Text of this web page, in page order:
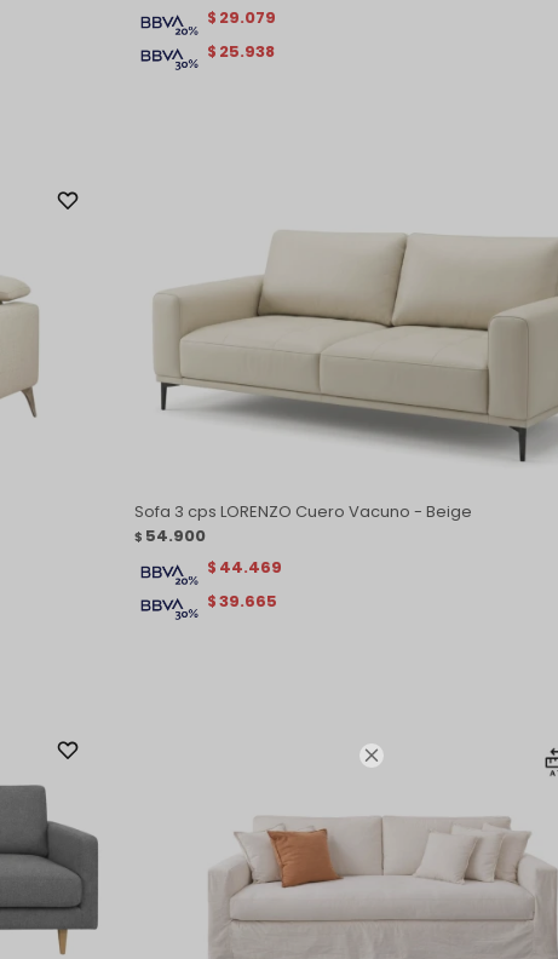

$ 25.938
$ 29.079
Sofa 3 cps LORENZO Cuero Vacuno - Beige
$ 54.900
$ 39.665
$ 44.469